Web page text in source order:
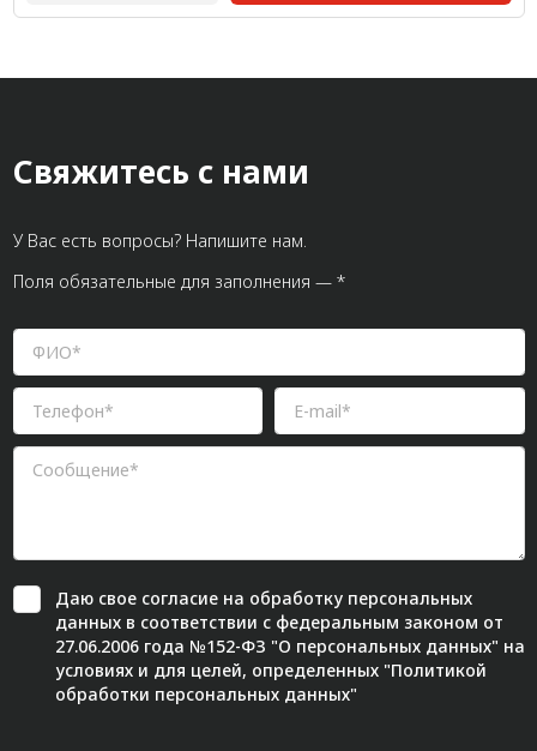
Свяжитесь с нами
У Вас есть вопросы? Напишите нам.
Поля обязательные для заполнения — *
Даю свое согласиена обработку персональных
данных в соответствии с федеральным законом от
27.06.2006 года №152-ФЗ "О персональных данных" на
условиях и для целей, определенных "Политикой
обработки персональных данных"